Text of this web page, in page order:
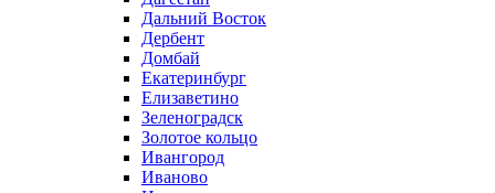
Дальний Восток
Дербент
Домбай
Екатеринбург
Елизаветино
Зеленоградск
Золотое кольцо
Ивангород
Иваново